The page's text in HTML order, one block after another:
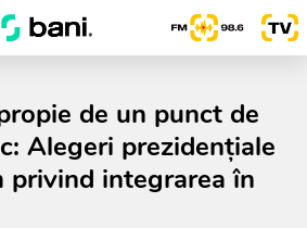
de un punct de
Alegeri prezidențiale
privind integrarea în